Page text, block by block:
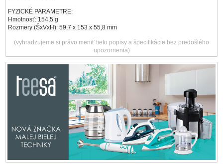
FYZICKÉ PARAMETRE:
Hmotnosť: 154,5 g
Rozmery (ŠxVxH): 59,7 x 153 x 55,8 mm
(vyhradzujeme si právo meniť tieto popisy a špecifikácie bez predošlého
upozornenia)